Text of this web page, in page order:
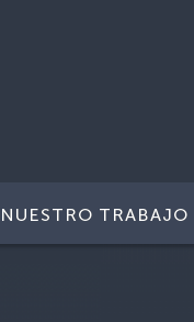
NUESTRO TRABAJO